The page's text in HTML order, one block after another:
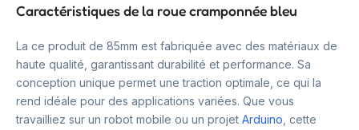
Caractéristiques de la roue cramponnée bleu
La ce produit de 85mm est fabriquée avec des matériaux de
haute qualité, garantissant durabilité et performance. Sa
conception unique permet une traction optimale, ce qui la
rend idéale pour des applications variées. Que vous
travailliez sur un robot mobile ou un projet Arduino , cette